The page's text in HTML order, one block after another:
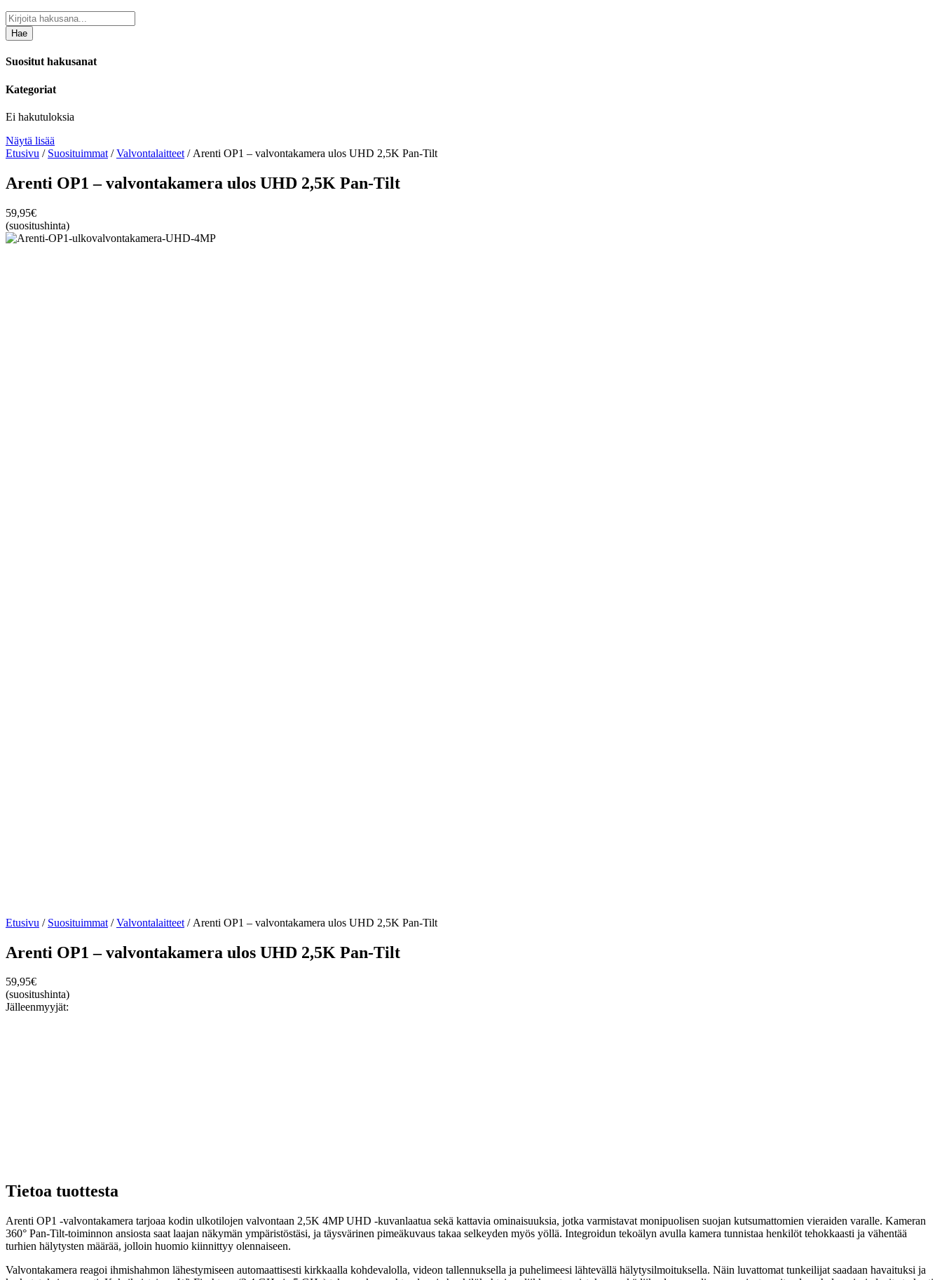
Hae
Suositut hakusanat
Kategoriat
Ei hakutuloksia
Näytä lisää
Etusivu / Suosituimmat /Valvontalaitteet / Arenti OP1 – valvontakamera ulos UHD 2,5K Pan-Tilt
Arenti OP1 – valvontakamera ulos UHD 2,5K Pan-Tilt
59,95€
(suositushinta)
Etusivu / Suosituimmat /Valvontalaitteet / Arenti OP1 – valvontakamera ulos UHD 2,5K Pan-Tilt
Arenti OP1 – valvontakamera ulos UHD 2,5K Pan-Tilt
59,95€
(suositushinta)
Jälleenmyyjät:
Tietoa tuottesta
Arenti OP1 -valvontakamera tarjoaa kodin ulkotilojen valvontaan 2,5K 4MP UHD -kuvanlaatua sekä kattavia ominaisuuksia, jotka varmistavat monipuolisen suojan kutsumattomien vieraiden varalle. Kameran
360° Pan-Tilt-toiminnon ansiosta saat laajan näkymän ympäristöstäsi, ja täysvärinen pimeäkuvaus takaa selkeyden myös yöllä. Integroidun tekoälyn avulla kamera tunnistaa henkilöt tehokkaasti ja vähentää
turhien hälytysten määrää, jolloin huomio kiinnittyy olennaiseen.
Valvontakamera reagoi ihmishahmon lähestymiseen automaattisesti kirkkaalla kohdevalolla, videon tallennuksella ja puhelimeesi lähtevällä hälytysilmoituksella. Näin luvattomat tunkeilijat saadaan havaituksi ja